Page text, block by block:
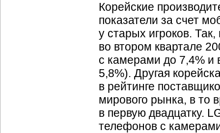
Корейские
показатели за счет
у старых игроков.
во втором квартале
с камерами до 7,4% и
5,8%). Другая
в рейтинге
мирового рынка, в то
в первую двадцатку.
телефонов с